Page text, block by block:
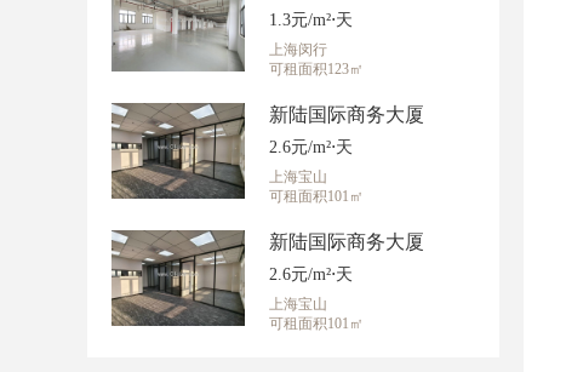
1.3元/m²⋅天
上海闵行
可租面积123㎡
新陆国际商务大厦
2.6元/m²⋅天
上海宝山
可租面积101㎡
新陆国际商务大厦
2.6元/m²⋅天
上海宝山
可租面积101㎡